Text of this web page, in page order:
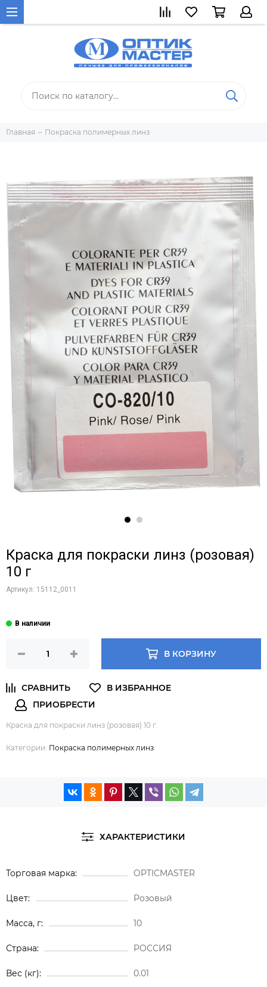
Главная Покраска полимерных линз
Краска для покраски линз (розовая)
10 г
Артикул: 15112_0011
В КОРЗИНУ
Краска для покраски линз (розовая) 10 г
Категории: Покраска полимерных линз
ХАРАКТЕРИСТИКИ
Торговая марка OPTICMASTER
Цвет Розовый
Масса, г 10
Страна РОССИЯ
Вес (кг) 0.01